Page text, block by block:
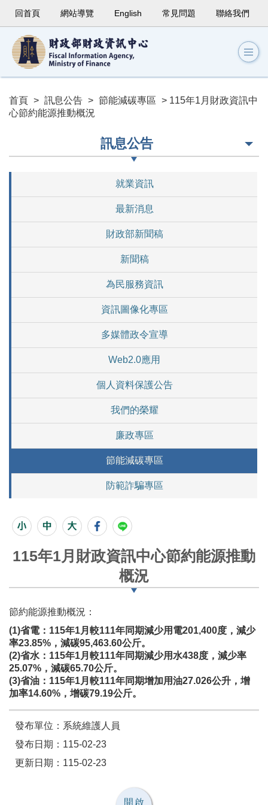
回首頁 網站導覽 English 常見問題 聯絡我們
首頁 > 訊息公告 > 節能減碳專區 > 115年1月財政資訊中
心節約能源推動概況
訊息公告
就業資訊
最新消息
財政部新聞稿
新聞稿
為民服務資訊
資訊圖像化專區
多媒體政令宣導
Web2.0應用
個人資料保護公告
我們的榮耀
廉政專區
節能減碳專區
防範詐騙專區
115年1月財政資訊中心節約能源推動
概況
節約能源推動概況：
(1)省電：115年1月較111年同期減少用電201,400度，減少
率23.85%，減碳95,463.60公斤。
(2)省水：115年1月較111年同期減少用水438度，減少率
25.07%，減碳65.70公斤。
(3)省油：115年1月較111年同期增加用油27.026公升，增
加率14.60%，增碳79.19公斤。
發布單位：系統維護人員
發布日期：115-02-23
更新日期：115-02-23
開啟